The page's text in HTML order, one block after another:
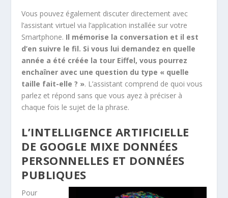
Vous pouvez également discuter directement avec
l’assistant virtuel via l’application installée sur votre
Smartphone. Il mémorise la conversation et il est
d’en suivre le fil. Si vous lui demandez en quelle
année a été créée la tour Eiffel, vous pourrez
enchaîner avec une question du type « quelle
taille fait-elle ? ». L’assistant comprend de quoi vous
parlez et répond sans que vous ayez à préciser à
chaque fois le sujet de la phrase.
L’INTELLIGENCE ARTIFICIELLE
DE GOOGLE MIXE DONNÉES
PERSONNELLES ET DONNÉES
PUBLIQUES
Pour